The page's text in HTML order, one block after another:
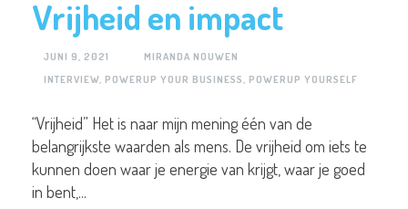
Vrijheid en impact
JUNI 9, 2021
MIRANDA NOUWEN
INTERVIEW, POWERUP YOUR BUSINESS, POWERUP YOURSELF
“Vrijheid” Het is naar mijn mening één van de
belangrijkste waarden als mens. De vrijheid om iets te
kunnen doen waar je energie van krijgt, waar je goed
in bent,...